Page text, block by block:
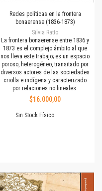
Redes políticas en la frontera
bonaerense (1836-1873)
Silvia Ratto
La frontera bonaerense entre 1836 y
1873 es el complejo ámbito al que
nos lleva este trabajo; es un espacio
poroso, heterogéneo, transitado por
diversos actores de las sociedades
criolla e indígena y caracterizado
por relaciones no lineales.
$16.000,00
Sin Stock Físico